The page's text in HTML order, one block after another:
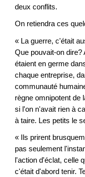
deux conflits.
On retiendra ces
« La guerre, c'était
Que pouvait-on dire?
étaient en germe
chaque entreprise,
communauté
règne omnipotent de
si l'on n'avait rien à
à taire. Les petits le
« Ils prirent
pas seulement
l'action d'éclat, celle
c'était d'abord tenir.